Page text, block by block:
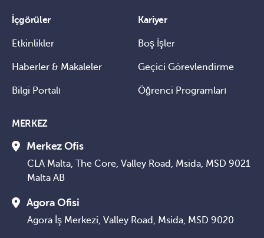
İçgörüler
Etkinlikler
Haberler & Makaleler
Bilgi Portalı
Kariyer
Boş İşler
Geçici Görevlendirme
Öğrenci Programları
MERKEZ
Merkez Ofis
CLA Malta, The Core, Valley Road, Msida, MSD 9021
Malta AB
Agora Ofisi
Agora İş Merkezi, Valley Road, Msida, MSD 9020